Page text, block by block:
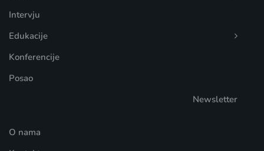
Intervju
Edukacije
Konferencije
Posao
Newsletter
O nama